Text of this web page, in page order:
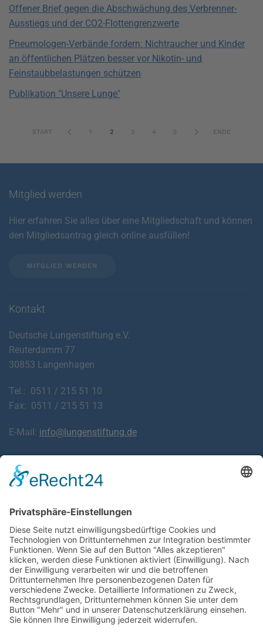
Offener Brief gegen die Abschwächung des Verbrenner-
Ausstiegs und der CO2-Flottengrenzwerte
Pneumologen-Verbände fordern: Nichtraucher und Kinder
an öffentlichen Plätzen besser vor Nikotin- und
Feinstaubbelastungen schützen
Publikation "Unsere Lunge"
START 2 3 4 5 ENDE
Mitglied werden
Hier erfahren Sie alles über eine Mitgliedschaft und können
den Mitgliedsantrag gleich online ausfüllen!
MITGLIED WERDEN
Kontakt
Deutsche Lungenstiftung e.V.
Reuterdamm 77
30853 Langenhagen
Tel.: 0511 / 215 51 10
Fax: 0511 / 215 51 13
E-Mail: info@lungenstiftung.de
Downloads
Atemwege und Lunge sowie den häufigsten Beschwerden
kostenlos herunter.
ZU DEN FALTBLÄTTERN
SPENDEN